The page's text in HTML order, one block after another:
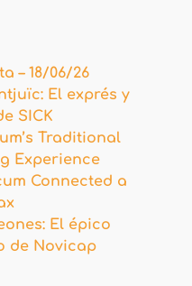
– 18/06/26
El exprés y
SICK
Traditional
Experience
Connected a
El épico
de Novicap